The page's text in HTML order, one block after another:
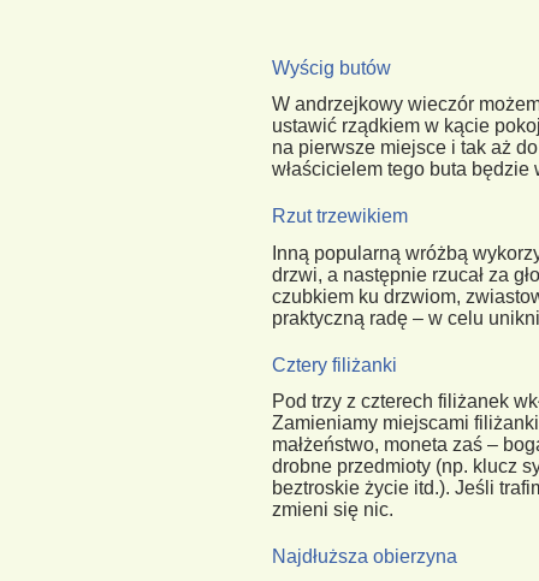
Wyścig butów
W andrzejkowy wieczór
ustawić rządkiem w kącie
na pierwsze miejsce i tak aż
właścicielem tego buta
Rzut trzewikiem
Inną popularną wróżbą
drzwi, a następnie rzucał za
czubkiem ku drzwiom,
praktyczną radę – w celu
Cztery filiżanki
Pod trzy z czterech filiżanek
Zamieniamy miejscami
małżeństwo, moneta zaś –
drobne przedmioty (np. klucz
beztroskie życie itd.). Jeśli
zmieni się nic.
Najdłuższa obierzyna